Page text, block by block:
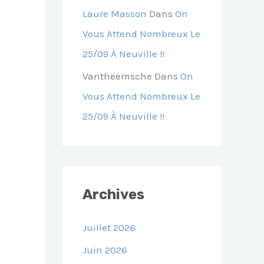
Laure Masson Dans On
Vous Attend Nombreux Le
25/09 À Neuville !!
Vantheemsche Dans On
Vous Attend Nombreux Le
25/09 À Neuville !!
Archives
Juillet 2026
Juin 2026